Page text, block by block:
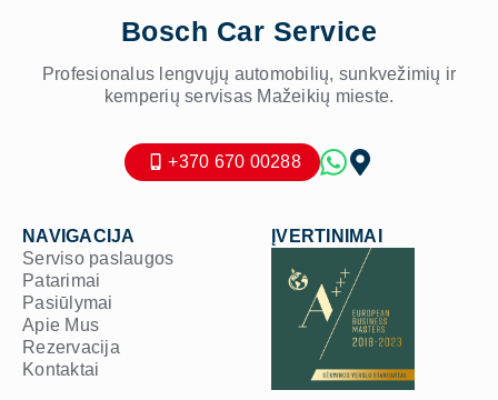
Bosch Car Service
Profesionalus lengvųjų automobilių, sunkvežimių ir
kemperių servisas Mažeikių mieste.
+370 670 00288
NAVIGACIJA
Serviso paslaugos
Patarimai
Pasiūlymai
Apie Mus
Rezervacija
Kontaktai
ĮVERTINIMAI